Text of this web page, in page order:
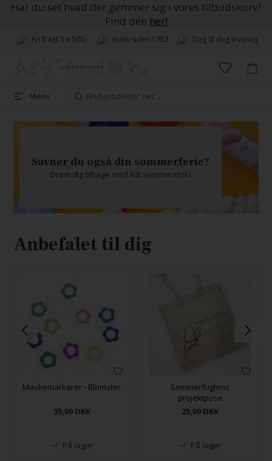
Har du set hvad der gemmer sig i vores tilbudskurv?
Find den her!
Fri fragt fra 500,- Butik siden 1983 Dag til dag levering
Menu
Savner du også din sommerferie?
Drøm dig tilbage med lidt sommerstrik!
Anbefalet til dig
Maskemarkører - Blomster
35,00 DKK
På lager
Sommerfuglens
projektpose
25,00 DKK
På lager